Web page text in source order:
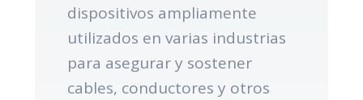
dispositivos ampliamente
utilizados en varias industrias
para asegurar y sostener
cables, conductores y otros